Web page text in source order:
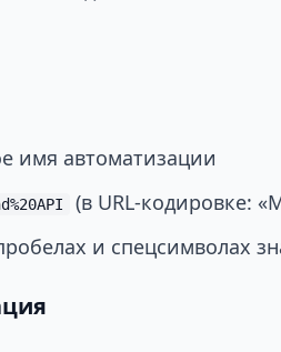
имя автоматизации
(в URL-кодировке:
и спецсимволах